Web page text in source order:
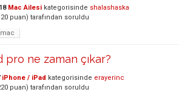
Mac Ailesi kategorisinde shalashaska
puan) tarafından soruldu
pro ne zaman çıkar?
iPhone / iPad kategorisinde erayerinc
puan) tarafından soruldu